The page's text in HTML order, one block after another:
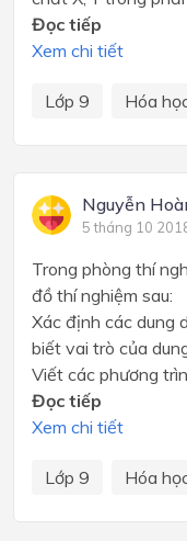
Đọc tiếp
Xem chi tiết
Lớp 9 Hóa
Nguyễn
5 tháng 10
Trong phòng thí
đồ thí nghiệm sau:
Xác định các dung
biết vai trò của
Viết các phương
Đọc tiếp
Xem chi tiết
Lớp 9 Hóa